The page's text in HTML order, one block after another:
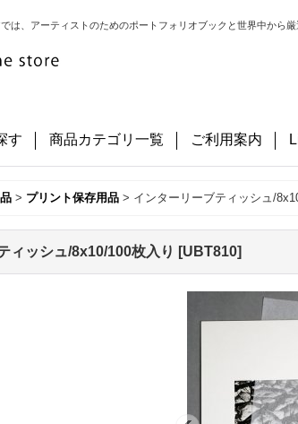
は、アーティストのためのポートフォリオブックと世界中から
す 商品カテゴリ一覧 ご利用案内
> プリント保存用品 > インターリーブティッシュ/
ィッシュ/8x10/100枚入り [UBT810]